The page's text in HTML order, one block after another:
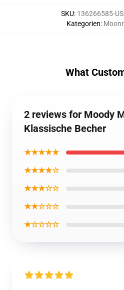
SKU: 136266585-
Kategorien:
What
2 reviews for Moody
Klassische Becher
★★★★★
★★★★☆
★★★☆☆
★★☆☆☆
★☆☆☆☆